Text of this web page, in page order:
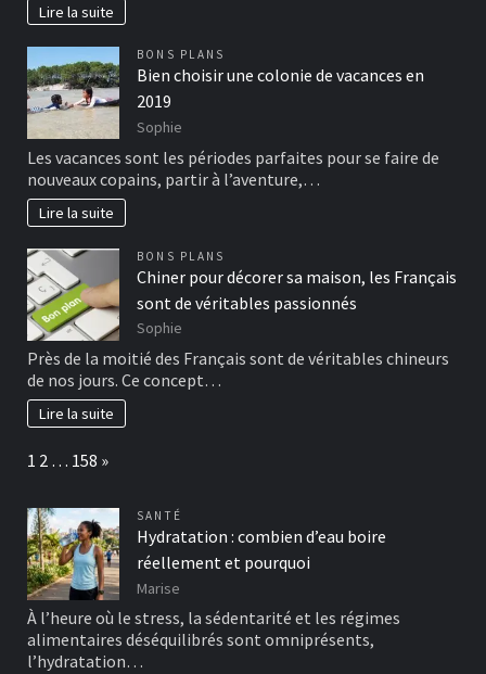
Lire la suite
BONS PLANS
Bien choisir une colonie de vacances en
2019
Sophie
Les vacances sont les périodes parfaites pour se faire de
nouveaux copains, partir à l’aventure,…
Lire la suite
BONS PLANS
Chiner pour décorer sa maison, les Français
sont de véritables passionnés
Sophie
Près de la moitié des Français sont de véritables chineurs
de nos jours. Ce concept…
Lire la suite
Page:
1 2 … 158 Next
»
SANTÉ
Hydratation : combien d’eau boire
réellement et pourquoi
Marise
À l’heure où le stress, la sédentarité et les régimes
alimentaires déséquilibrés sont omniprésents,
l’hydratation…